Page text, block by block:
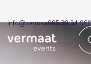
info@vermaatevents.nl
085 30 34